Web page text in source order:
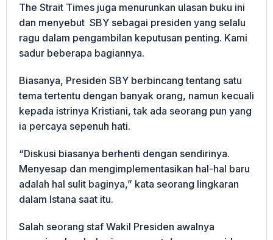
The Strait Times juga menurunkan ulasan buku ini
dan menyebut SBY sebagai presiden yang selalu
ragu dalam pengambilan keputusan penting. Kami
sadur beberapa bagiannya.
Biasanya, Presiden SBY berbincang tentang satu
tema tertentu dengan banyak orang, namun kecuali
kepada istrinya Kristiani, tak ada seorang pun yang
ia percaya sepenuh hati.
“Diskusi biasanya berhenti dengan sendirinya.
Menyesap dan mengimplementasikan hal-hal baru
adalah hal sulit baginya,” kata seorang lingkaran
dalam Istana saat itu.
Salah seorang staf Wakil Presiden awalnya